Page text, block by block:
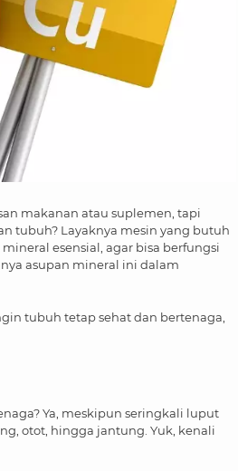
makanan atau suplemen, tapi
tubuh? Layaknya mesin yang butuh
esensial, agar bisa berfungsi
asupan mineral ini dalam
tubuh tetap sehat dan bertenaga,
Ya, meskipun seringkali luput
otot, hingga jantung. Yuk, kenali